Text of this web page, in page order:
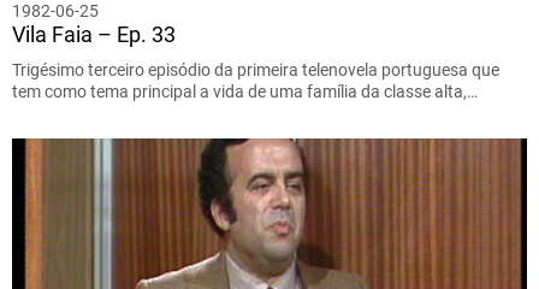
1982-06-25
Vila Faia – Ep. 33
Trigésimo terceiro episódio da primeira telenovela portuguesa que
tem como tema principal a vida de uma família da classe alta,…